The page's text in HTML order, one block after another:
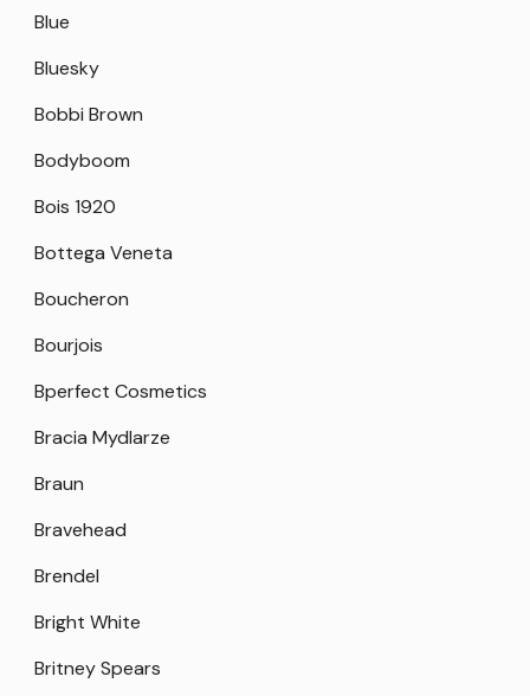
Blue
Bluesky
Bobbi Brown
Bodyboom
Bois 1920
Bottega Veneta
Boucheron
Bourjois
Bperfect Cosmetics
Bracia Mydlarze
Braun
Bravehead
Brendel
Bright White
Britney Spears